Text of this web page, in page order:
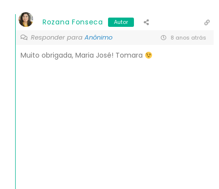
Rozana Fonseca Autor
Responder para Anônimo 8 anos atrás
Muito obrigada, Maria José! Tomara